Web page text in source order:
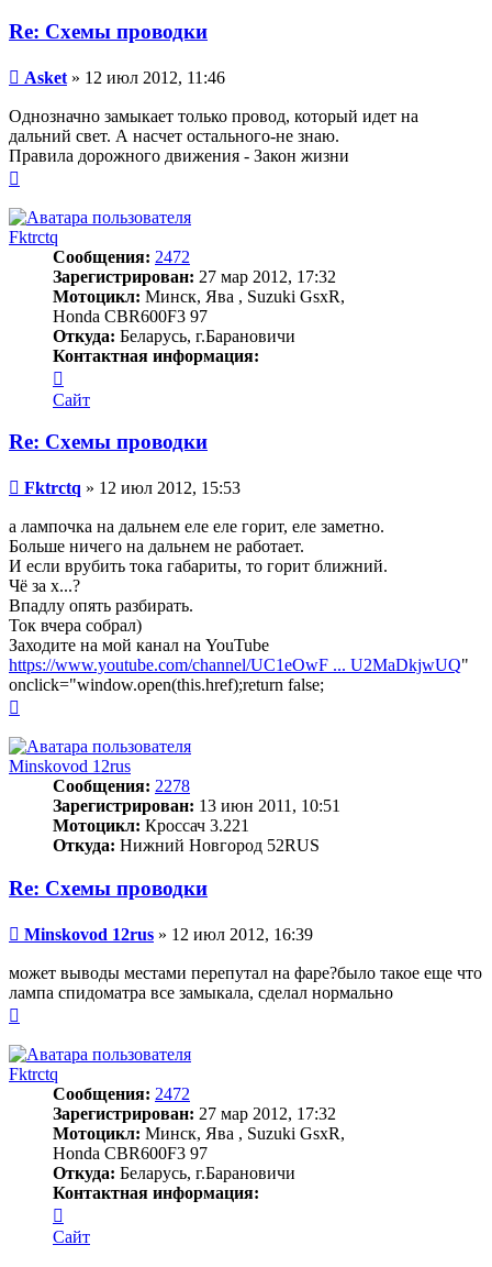
Re: Схемы проводки
Сообщение
Asket » 12 июл 2012, 11:46
Однозначно замыкает только провод, который идет на
дальний свет. А насчет остального-не знаю.
Правила дорожного движения - Закон жизни
началу
Fktrctq
Сообщения: 2472
Зарегистрирован: 27 мар 2012, 17:32
Мотоцикл: Минск, Ява , Suzuki GsxR,
Honda CBR600F3 97
Откуда: Беларусь, г.Барановичи
Контактная информация:
информация
пользователя
Сайт
Re: Схемы проводки
Сообщение
Fktrctq » 12 июл 2012, 15:53
а лампочка на дальнем еле еле горит, еле заметно.
Больше ничего на дальнем не работает.
И если врубить тока габариты, то горит ближний.
Чё за х...?
Впадлу опять разбирать.
Ток вчера собрал)
Заходите на мой канал на YouTube
https://www.youtube.com/channel/UC1eOwF ... U2MaDkjwUQ"
onclick="window.open(this.href);return false;
началу
Minskovod 12rus
Сообщения: 2278
Зарегистрирован: 13 июн 2011, 10:51
Мотоцикл: Кроссач 3.221
Откуда: Нижний Новгород 52RUS
Re: Схемы проводки
Сообщение
Minskovod 12rus » 12 июл 2012, 16:39
может выводы местами перепутал на фаре?было такое еще что
лампа спидоматра все замыкала, сделал нормально
началу
Fktrctq
Сообщения: 2472
Зарегистрирован: 27 мар 2012, 17:32
Мотоцикл: Минск, Ява , Suzuki GsxR,
Honda CBR600F3 97
Откуда: Беларусь, г.Барановичи
Контактная информация:
информация
пользователя
Сайт